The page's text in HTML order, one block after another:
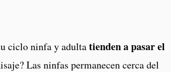
ciclo ninfa y adultatienden a pasar el
Las ninfas permanecen cerca del